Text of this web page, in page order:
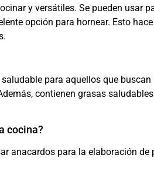
y versátiles. Se pueden usar
opción para hornear. Esto
para aquellos que
contienen grasas
cocina?
anacardos para la elaboración de